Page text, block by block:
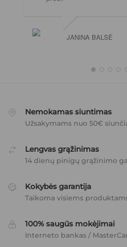
JANINA BALSĖ
Nemokamas siuntimas
Užsakymams nuo 50€
Lengvas grąžinimas
14 dienų pinigų grąžinimo
Kokybės garantija
Taikoma visiems
100% saugūs mokėjimai
Interneto bankas /